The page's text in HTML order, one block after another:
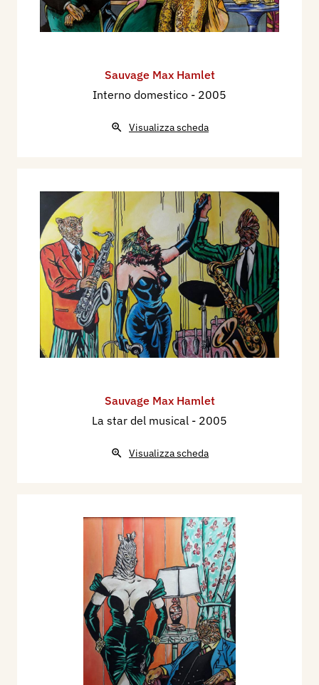
Sauvage Max Hamlet
Interno domestico - 2005
Visualizza scheda
Sauvage Max Hamlet
La star del musical - 2005
Visualizza scheda